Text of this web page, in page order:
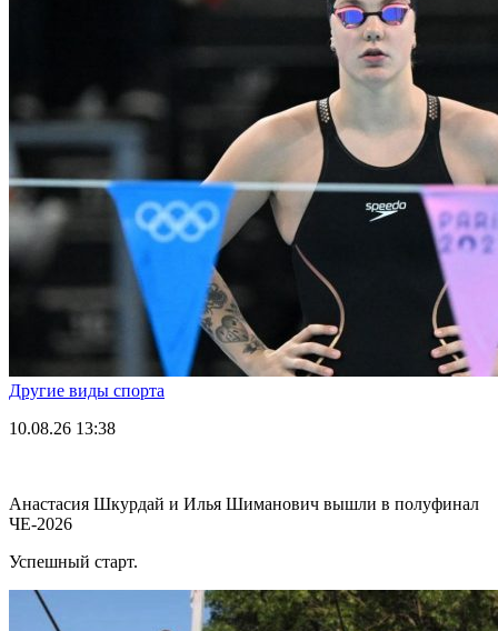
Другие виды спорта
10.08.26 13:38
Анастасия Шкурдай и Илья Шиманович вышли в полуфинал
ЧЕ-2026
Успешный старт.